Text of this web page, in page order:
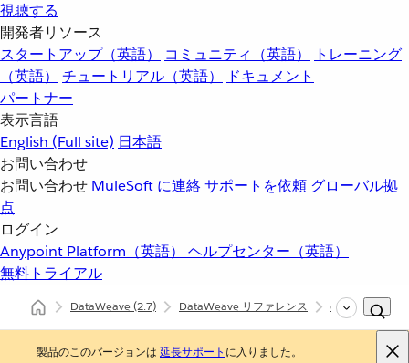
視聴する
開発者リソース
スタートアップ（英語）
コミュニティ（英語）
トレーニング
（英語）
チュートリアル（英語）
ドキュメント
パートナー
表示言語
English (Full site) 日本語
お問い合わせ
お問い合わせ MuleSoft に連絡サポートを依頼 グローバル拠
点
ログイン
Anypoint Platform（英語） ヘルプセンター（英語）
無料トライアル
DataWeave(2.7) DataWeave リファレンス
製品のこのバージョンは 延長サポート に入りました。